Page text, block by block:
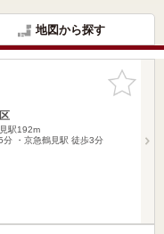
地図から探す
お気に入
りに追加
駅192m
分 ・京急鶴見駅 徒歩3分